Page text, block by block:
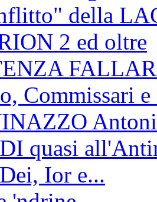
della
2 ed oltre
Commissari
quasi
Ior e...